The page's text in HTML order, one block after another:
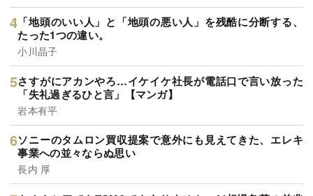
「地頭のいい人」と「地頭の悪い人」を残酷に分断する、
たった1つの違い。
小川晶子
さすがにアカンやろ…イケイケ社長が電話口で言い放った
「失礼過ぎるひと言」【マンガ】
岩本有平
ソニーのタムロン買収提案で意外にも見えてきた、エレキ
事業への並々ならぬ思い
長内 厚